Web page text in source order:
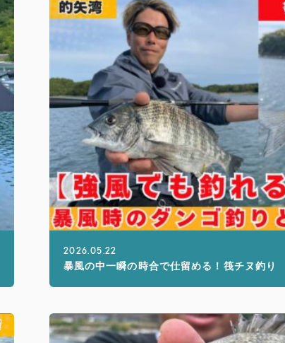
2026.05.22
暴風の中一瞬の時合で仕留める！筏チヌ釣り